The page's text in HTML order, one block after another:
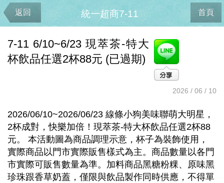
返回 首頁
統一超商7-11
7-11 6/10~6/23 現萃茶-特大
杯飲品任選2杯88元 (已過期)
2026 / 06 / 10
2026/06/10~2026/06/23 線條小狗美味聯萌大明星，
2杯成對，快樂加倍！現萃茶-特大杯飲品任選2杯88
元。 本活動圖為商品調理示意，杯子為裝飾使用，
實際商品以門市實際販售樣式為主。商品數量以各門
市實際可販售數量為準。加料商品黑糖粉粿、原味黑
珍珠跟香草奶蓋，僅限與飲品製作同時供應，不得單